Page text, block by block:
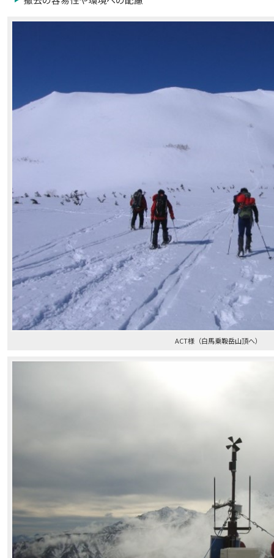
ACT様（白馬乗鞍岳山頂へ）